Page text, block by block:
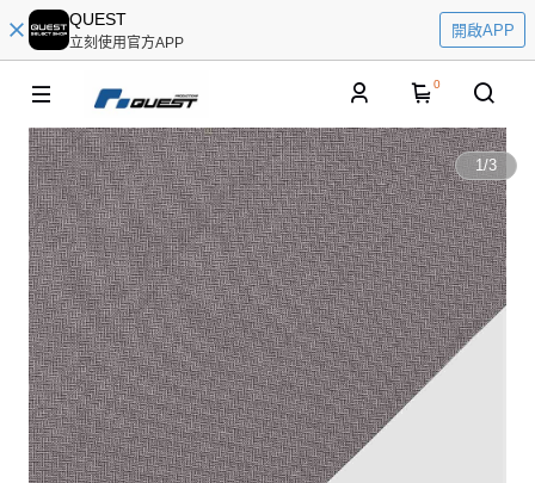
QUEST
立刻使用官方APP
開啟APP
0
1/3